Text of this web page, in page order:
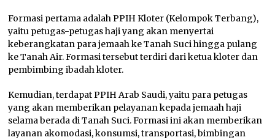
Formasi pertama adalah PPIH Kloter (Kelompok Terbang),
yaitu petugas-petugas haji yang akan menyertai
keberangkatan para jemaah ke Tanah Suci hingga pulang
ke Tanah Air. Formasi tersebut terdiri dari ketua kloter dan
pembimbing ibadah kloter.
Kemudian, terdapat PPIH Arab Saudi, yaitu para petugas
yang akan memberikan pelayanan kepada jemaah haji
selama berada di Tanah Suci. Formasi ini akan memberikan
layanan akomodasi, konsumsi, transportasi, bimbingan